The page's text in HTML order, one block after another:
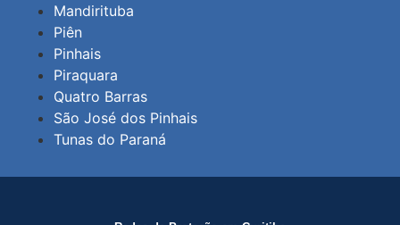
Mandirituba
Piên
Pinhais
Piraquara
Quatro Barras
São José dos Pinhais
Tunas do Paraná